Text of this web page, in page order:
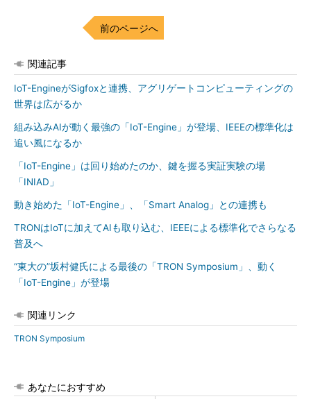
前のページへ
関連記事
IoT-EngineがSigfoxと連携、アグリゲートコンピューティングの
世界は広がるか
組み込みAIが動く最強の「IoT-Engine」が登場、IEEEの標準化は
追い風になるか
「IoT-Engine」は回り始めたのか、鍵を握る実証実験の場
「INIAD」
動き始めた「IoT-Engine」、「Smart Analog」との連携も
TRONはIoTに加えてAIも取り込む、IEEEによる標準化でさらなる
普及へ
“東大の”坂村健氏による最後の「TRON Symposium」、動く
「IoT-Engine」が登場
関連リンク
TRON Symposium
あなたにおすすめ